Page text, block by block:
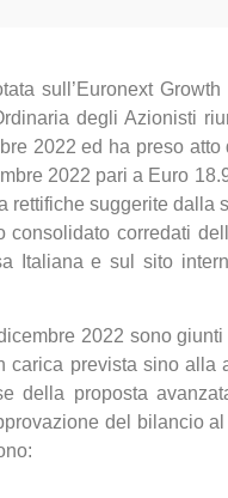
sull’Euronext
degli Azionisti
2022 ed ha preso
2022 pari a Euro
suggerite dalla
consolidato corredati
e sul sito
2022 sono
prevista sino
della proposta
del bilancio